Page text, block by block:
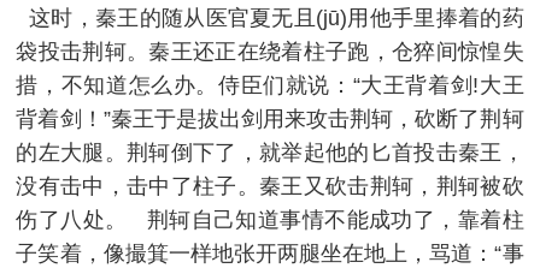
这时，秦王的随从医官夏无且(jū)用他手里捧着的药
袋投击荆轲。秦王还正在绕着柱子跑，仓猝间惊惶失
措，不知道怎么办。侍臣们就说：“大王背着剑!大王
背着剑！”秦王于是拔出剑用来攻击荆轲，砍断了荆轲
的左大腿。荆轲倒下了，就举起他的匕首投击秦王，
没有击中，击中了柱子。秦王又砍击荆轲，荆轲被砍
伤了八处。 荆轲自己知道事情不能成功了，靠着柱
子笑着，像撮箕一样地张开两腿坐在地上，骂道：“事